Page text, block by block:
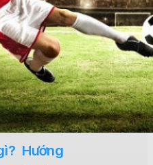
Hướng